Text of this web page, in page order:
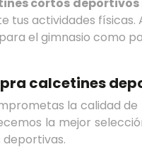
tus actividades físicas.
el gimnasio como
calcetines
la calidad
la mejor